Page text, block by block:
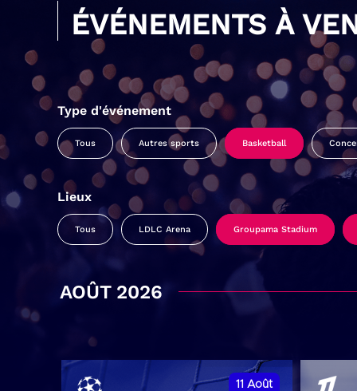
ÉVÉNEMENTS À
Type d'événement
Tous Autres sports Basketball
Lieux
Tous LDLC Arena Groupama Stadium
AOÛT 2026
11 Août